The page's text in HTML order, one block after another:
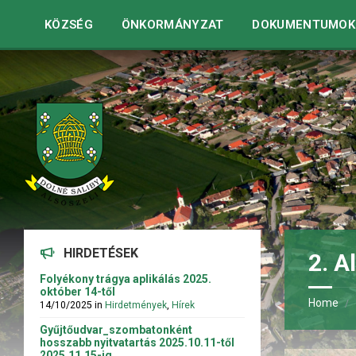
Warning: strpos() expects parameter 1 to be string, array given
KÖZSÉG ÖNKORMÁNYZAT DOKUMENTUMOK
2.
Home
HIRDETÉSEK
Folyékony trágya aplikálás 2025.
október 14-től
14/10/2025 in Hirdetmények, Hírek
Gyűjtőudvar_szombatonként
hosszabb nyitvatartás 2025.10.11-től